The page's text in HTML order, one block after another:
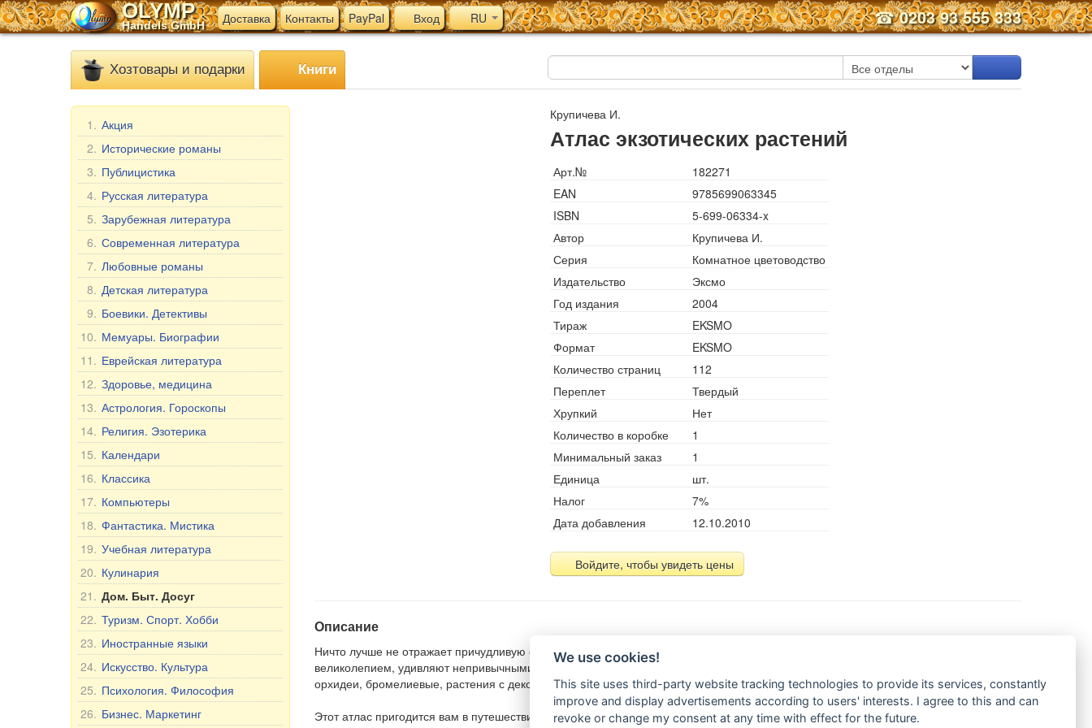
OLYMP
Handels GmbH Доставка Контакты PayPal Вход RU ☎0203 93 555 333
Хозтовары и подарки Книги
1. Акция
2. Исторические романы
3. Публицистика
4. Русская литература
5. Зарубежная литература
6. Современная литература
7. Любовные романы
8. Детская литература
9. Боевики. Детективы
10. Мемуары. Биографии
11. Еврейская литература
12. Здоровье, медицина
13. Астрология. Гороскопы
14. Религия. Эзотерика
15. Календари
16. Классика
17. Компьютеры
18. Фантастика. Мистика
19. Учебная литература
20. Кулинария
21. Дом. Быт. Досуг
22. Туризм. Спорт. Хобби
23. Иностранные языки
24. Искусство. Культура
25. Психология. Философия
26. Бизнес. Маркетинг
Крупичева И.
Атлас экзотических растений
Арт.№
182271
EAN
9785699063345
ISBN
5-699-06334-x
Автор
Крупичева И.
Серия
Комнатное цветоводство
Издательство
Эксмо
Год издания
2004
Тираж
EKSMO
Формат
EKSMO
Количество страниц
112
Переплет
Твердый
Хрупкий
Нет
Количество в коробке
1
Минимальный заказ
1
Единица
шт.
Налог
7%
Дата добавления
12.10.2010
Войдите, чтобы увидеть цены
Описание
Ничто лучше не отражает причудливую фантазию природы, чем красочные экзотические растения. Они восхищают своим
великолепием, удивляют непривычными формами и расцветками. Эти растения представлены несколькими большими группами:
орхидеи, бромелиевые, растения с декоративными плодами, хищные растения, комнатные бонсаи, пальмы и саговники.
Этот атлас пригодится вам в путешествии по удивительному миру экзотических растений. Его краткие статьи помогут вам
We use cookies!
This site uses third-party website tracking technologies to provide its services, constantly
improve and display advertisements according to users' interests. I agree to this and can
revoke or change my consent at any time with effect for the future.